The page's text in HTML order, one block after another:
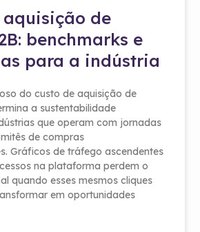
aquisição de
benchmarks e
para a indústria
do custo de aquisição de
a sustentabilidade
que operam com jornadas
de compras
Gráficos de tráfego ascendentes
na plataforma perdem o
quando esses mesmos cliques
em oportunidades